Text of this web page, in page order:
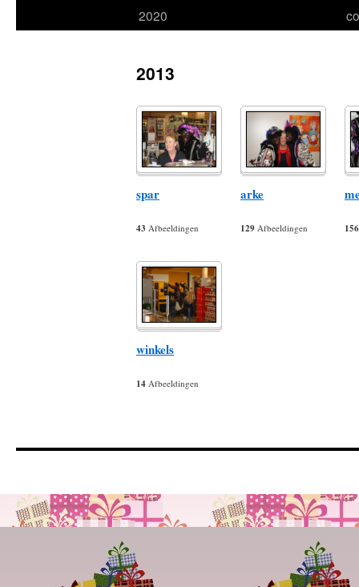
2020
2013
spar
43 Afbeeldingen
arke
129 Afbeeldingen 156
winkels
14 Afbeeldingen